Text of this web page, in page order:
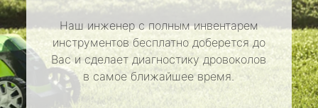
Наш инженер с полным инвентарем
инструментов бесплатно доберется до
Вас и сделает диагностику дровоколов
в самое ближайшее время.